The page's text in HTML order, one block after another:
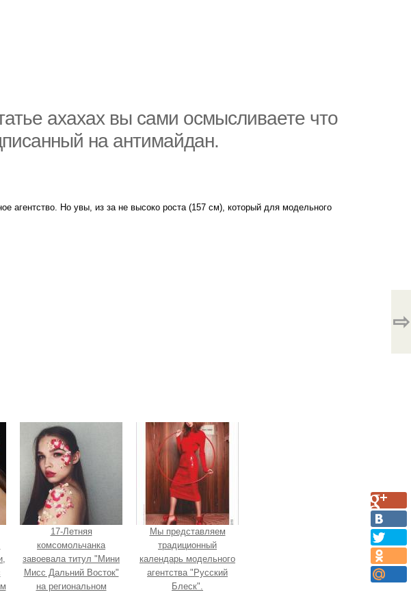
ахахах вы сами осмысливаете что
на антимайдан.
агентство. Но увы, из за не высоко роста (157 см), который для модельного
⇨
17-Летняя
комсомольчанка
завоевала титул "Мини
Мисс Дальний Восток"
на региональном
Мы представляем
традиционный
календарь модельного
агентства "Русский
Блеск".